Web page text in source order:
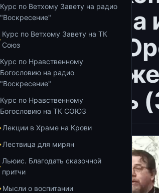
Курс по Ветхому Завету на радио
"Воскресение"
Курс по Ветхому Завету на ТК
Союз
Курс по Нравственному
Богословию на радио
"Воскресение"
Курс по Нравственному
Богословию на ТК СОЮЗ
Лекции в Храме на Крови
Лествица для мирян
Льюис. Благодать сказочной
притчи
Мысли о воспитании
Корепанова
Иверский
монастырь